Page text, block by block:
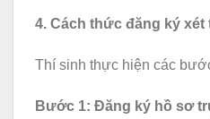
4. Cách thức đăng ký xét
Thí sinh thực hiện các
Bước 1: Đăng ký hồ sơ